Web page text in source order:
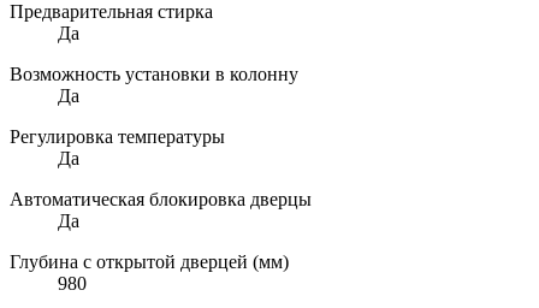
Предварительная стирка
Да
Возможность установки в колонну
Да
Регулировка температуры
Да
Автоматическая блокировка дверцы
Да
Глубина с открытой дверцей (мм)
980